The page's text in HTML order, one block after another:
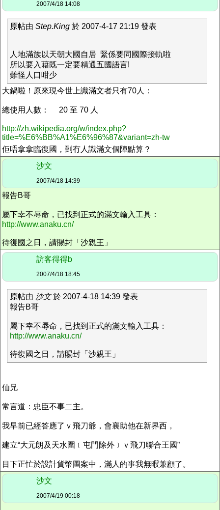
2007/4/18 14:08
原帖由 Step.King 於 2007-4-17 21:19 發表
人地滿族以天朝大國自居 緊係要同國際接軌啦
所以要入藉既一定要精通五國語言!
難怪人口咁少
大鍋啦！原來現今世上識滿文者只有70人：
總使用人數： 20 至 70 人
http://zh.wikipedia.org/w/index.php?
title=%E6%BB%A1%E6%96%87&variant=zh-tw
佢唔拿拿臨復國，到冇人識滿文個陣點算？
沙文
2007/4/18 14:39
報告B哥
屬下幸不辱命，已找到正式的滿文輸入工具：
http://www.anaku.cn/
待復國之日，請賜封「沙親王」
訪客得得b
2007/4/18 18:45
原帖由 沙文於 2007-4-18 14:39 發表
報告B哥
屬下幸不辱命，已找到正式的滿文輸入工具：
http://www.anaku.cn/
待復國之日，請賜封「沙親王」
仙兄
常言道：忠臣不事二主。
我早前已經答應了ｖ飛刀爺，會襄助他在新界西，
建立“大元朗及天水圍﹝屯門除外﹞ｖ飛刀聯合王國”
目下正忙於設計貨幣圖案中，滿人的事我無暇兼顧了。
沙文
2007/4/19 00:18